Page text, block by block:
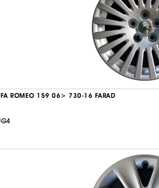
ROMEO 159 06> 730-16 FARAD